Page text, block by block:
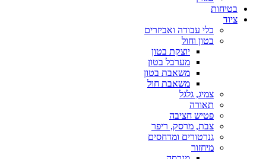
בטיחות
ציוד
כלי עבודה ואביזרים
בטון וחול
יוצקת בטון
מערבל בטון
משאבת בטון
משאבת חול
צמיג, גלגל
תאורה
פטיש חציבה
צבת, מרסק, ריפר
גנרטורים ומדחסים
מיחזור